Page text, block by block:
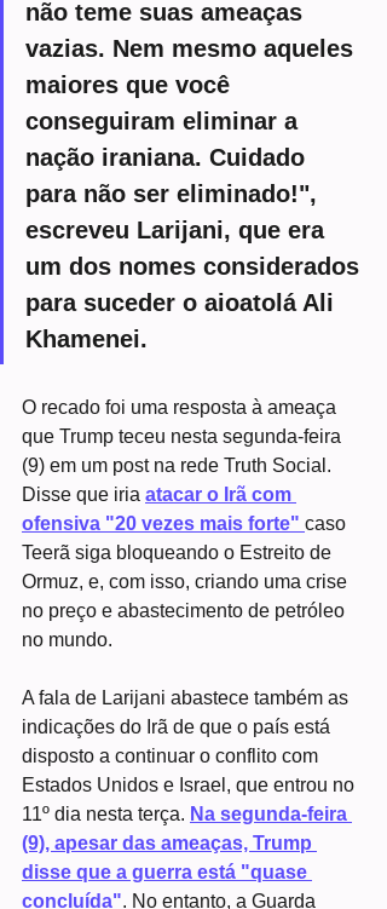
não teme suas ameaças
vazias. Nem mesmo aqueles
maiores que você
conseguiram eliminar a
nação iraniana. Cuidado
para não ser eliminado!",
escreveu Larijani, que era
um dos nomes considerados
para suceder o aioatolá Ali
Khamenei.
O recado foi uma resposta à ameaça
que Trump teceu nesta segunda-feira
(9) em um post na rede Truth Social.
Disse que iria atacar o Irã com
ofensiva "20 vezes mais forte" caso
Teerã siga bloqueando o Estreito de
Ormuz, e, com isso, criando uma crise
no preço e abastecimento de petróleo
no mundo.
A fala de Larijani abastece também as
indicações do Irã de que o país está
disposto a continuar o conflito com
Estados Unidos e Israel, que entrou no
11º dia nesta terça. Na segunda-feira
(9), apesar das ameaças, Trump
disse que a guerra está "quase
concluída". No entanto, a Guarda